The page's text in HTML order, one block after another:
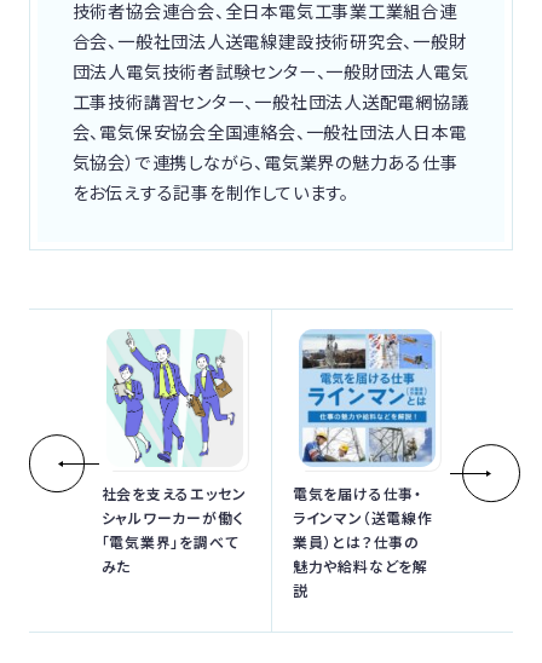
技術者協会連合会、全日本電気工事業工業組合連
合会、一般社団法人送電線建設技術研究会、一般財
団法人電気技術者試験センター、一般財団法人電気
工事技術講習センター、一般社団法人送配電網協議
会、電気保安協会全国連絡会、一般社団法人日本電
気協会）で連携しながら、電気業界の魅力ある仕事
をお伝えする記事を制作しています。
社会を支えるエッセン
シャルワーカーが働く
「電気業界」を調べて
みた
電気を届ける仕事・
ラインマン（送電線作
業員）とは？仕事の
魅力や給料などを解
説